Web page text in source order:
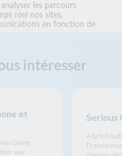
intéresser
et
Game
aux
Serious
A la fois
Fraude